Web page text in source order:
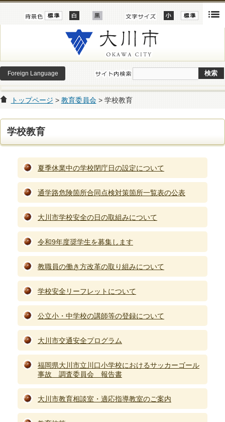
Foreign Language
トップページ > 教育委員会> 学校教育
学校教育
夏季休業中の学校閉庁日の設定について
通学路危険箇所合同点検対策箇所一覧表の公表
大川市学校安全の日の取組みについて
令和9年度奨学生を募集します
教職員の働き方改革の取り組みについて
学校安全リーフレットについて
公立小・中学校の講師等の登録について
大川市交通安全プログラム
福岡県大川市立川口小学校におけるサッカーゴール
事故 調査委員会 報告書
大川市教育相談室・適応指導教室のご案内